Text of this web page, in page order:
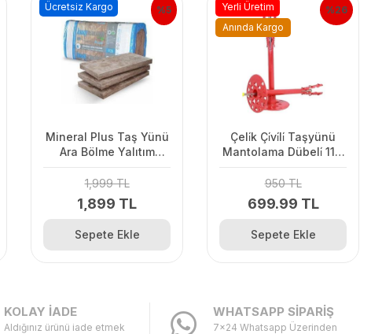
%5
Mineral Plus Taş Yünü
Ara Bölme Yalıtım
1,999 TL
1,899 TL
Ücretsiz Kargo
Sepete Ekle
%26
Çeli̇k Çi̇vi̇li̇ Taşyünü
Mantolama Dübeli̇ 11,5
950 TL
699.99 TL
Yerli Üretim
Anında Kargo
Sepete Ekle
KOLAY İADE
Aldığınız ürünü iade etmek
WHATSAPP SİPARİŞ
7x24 Whatsapp Üzerinden